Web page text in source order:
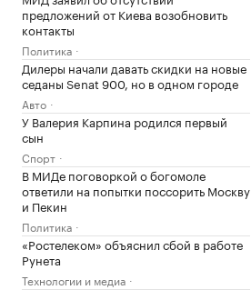
предложений от Киева возобновить
контакты
Политика
Дилеры начали давать скидки на новые
седаны Senat 900, но в одном городе
Авто
У Валерия Карпина родился первый
сын
Спорт
В МИДе поговоркой о богомоле
ответили на попытки поссорить Москву
и Пекин
Политика
«Ростелеком» объяснил сбой в работе
Рунета
Технологии и медиа